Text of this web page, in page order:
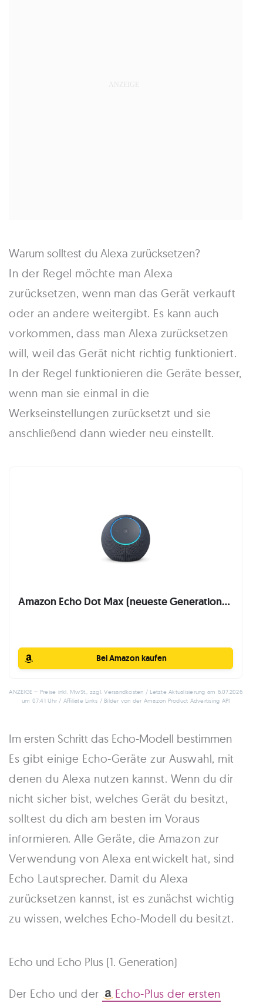
Warum solltest du Alexa zurücksetzen?
In der Regel möchte man Alexa
zurücksetzen, wenn man das Gerät verkauft
oder an andere weitergibt. Es kann auch
vorkommen, dass man Alexa zurücksetzen
will, weil das Gerät nicht richtig funktioniert.
In der Regel funktionieren die Geräte besser,
wenn man sie einmal in die
Werkseinstellungen zurücksetzt und sie
anschließend dann wieder neu einstellt.
Amazon Echo Dot Max (neueste Generation...
Bei Amazon kaufen
ANZEIGE – Preise inkl. MwSt., zzgl. Versandkosten / Letzte Aktualisierung am 6.07.2026
um 07:41 Uhr / Affiliate Links / Bilder von der Amazon Product Advertising API
Im ersten Schritt das Echo-Modell bestimmen
Es gibt einige Echo-Geräte zur Auswahl, mit
denen du Alexa nutzen kannst. Wenn du dir
nicht sicher bist, welches Gerät du besitzt,
solltest du dich am besten im Voraus
informieren. Alle Geräte, die Amazon zur
Verwendung von Alexa entwickelt hat, sind
Echo Lautsprecher. Damit du Alexa
zurücksetzen kannst, ist es zunächst wichtig
zu wissen, welches Echo-Modell du besitzt.
Echo und Echo Plus (1. Generation)
Der Echo und der Echo-Plus der ersten